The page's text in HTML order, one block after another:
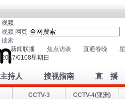
视频
视频 网页
搜索
新闻联播
焦点访谈 直通春晚
星
2017/0108星期 日
主持人 搜视指南 直 播
CCTV-3 CCTV-4(亚洲)